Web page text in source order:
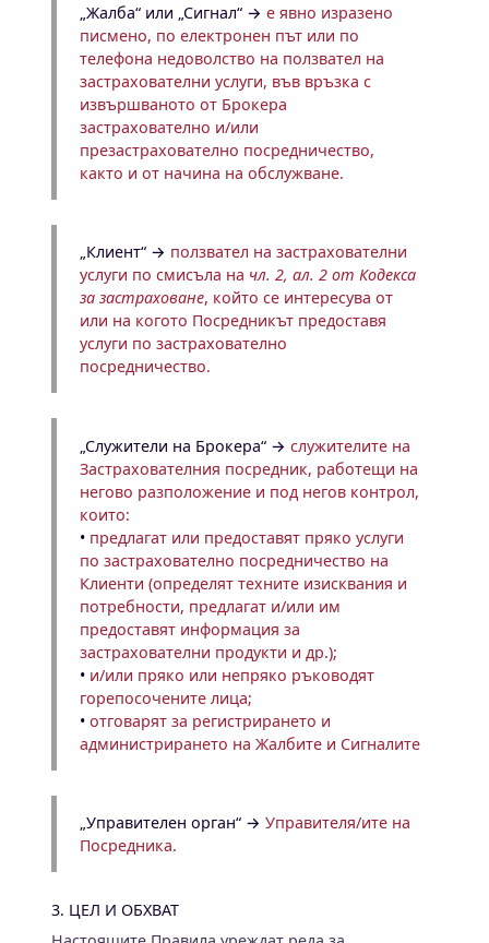
„Жалба“ или „Сигнал“ → е явно изразено
писмено, по електронен път или по
телефона недоволство на ползвател на
застрахователни услуги, във връзка с
извършваното от Брокера
застрахователно и/или
презастрахователно посредничество,
както и от начина на обслужване.
„Клиент“ → ползвател на застрахователни
услуги по смисъла на чл. 2, ал. 2 от Кодекса
за застраховане, който се интересува от
или на когото Посредникът предоставя
услуги по застрахователно
посредничество.
„Служители на Брокера“ → служителите на
Застрахователния посредник, работещи на
негово разположение и под негов контрол,
които:
• предлагат или предоставят пряко услуги
по застрахователно посредничество на
Клиенти (определят техните изисквания и
потребности, предлагат и/или им
предоставят информация за
застрахователни продукти и др.);
• и/или пряко или непряко ръководят
горепосочените лица;
• отговарят за регистрирането и
администрирането на Жалбите и Сигналите
„Управителен орган“ → Управителя/ите на
Посредника.
3. ЦЕЛ И ОБХВАТ